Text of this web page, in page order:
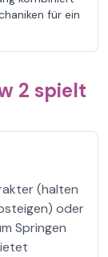
für ein
2 spielt
(halten
oder
Springen